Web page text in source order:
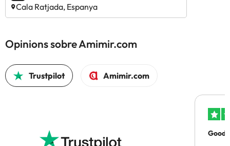
Cala Ratjada, Espanya
Opinions sobre Amimir.com
Trustpilot Amimir.com
Good